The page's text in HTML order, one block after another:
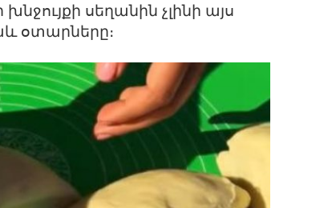
սեղանին չլինի այս
օտարները։